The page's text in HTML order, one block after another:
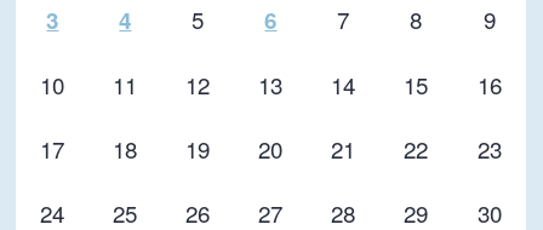
3 4 5 6 7 8
9
10
11 12 13 14 15
16
17
18 19 20 21 22
23
24
25 26 27 28 29
30